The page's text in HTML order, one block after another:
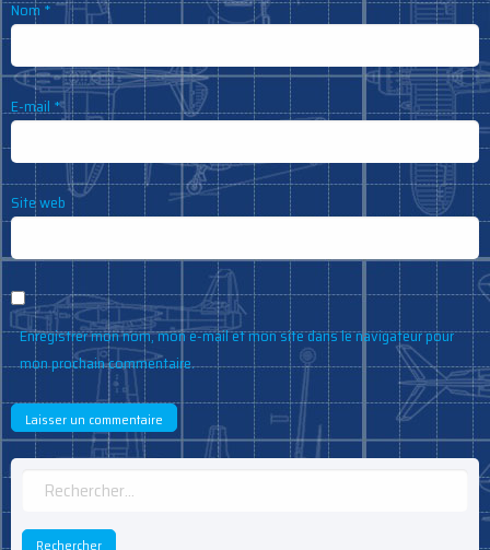
Nom*
E-mail*
Site web
Enregistrer mon nom, mon e-mail et mon site dans le navigateur pour
mon prochain commentaire.
Rechercher :